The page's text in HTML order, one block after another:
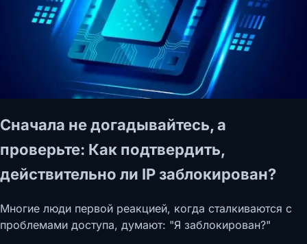
Сначала не догадывайтесь, а
проверьте: Как подтвердить,
действительно ли IP заблокирован?
Многие люди первой реакцией, когда сталкиваются с
проблемами доступа, думают: "Я заблокирован?"